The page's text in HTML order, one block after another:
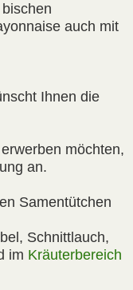
auch mit
Ihnen die
möchten,
an.
Samentütchen
Schnittlauch,
im Kräuterbereich